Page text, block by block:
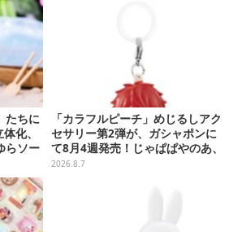
たちに
化、
らソー
ズメ
「カラフルピーチ」めじるしアク
セサリー第2弾が、ガシャポンに
て8月4週発売！じゃぱぱやのあ、
シヴァたちメンバー11名分ライン
2026.8.7